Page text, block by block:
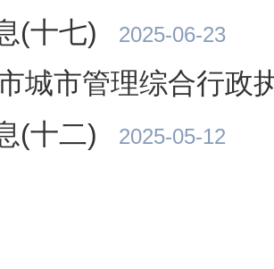
(十七)
2025-06-23
城市管理综合行政
(十二)
2025-05-12